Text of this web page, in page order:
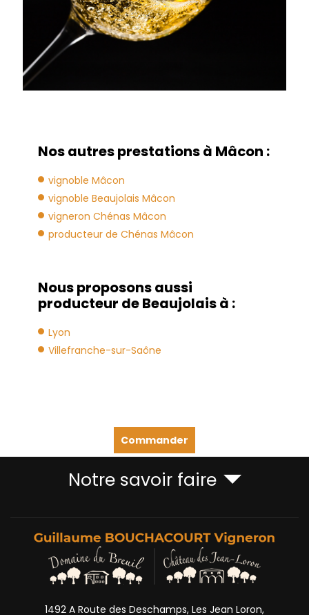
Nos autres prestations à Mâcon :
vignoble Mâcon
vignoble Beaujolais Mâcon
vigneron Chénas Mâcon
producteur de Chénas Mâcon
Nous proposons aussi
producteur de Beaujolais à :
Lyon
Villefranche-sur-Saône
Commander
Notre savoir faire
1492 A Route des Deschamps, Les Jean Loron,